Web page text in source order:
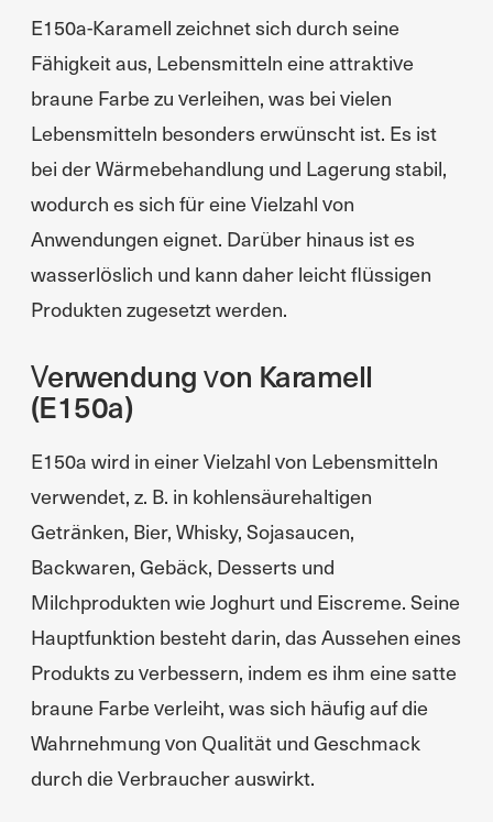
E150a-Karamell zeichnet sich durch seine
Fähigkeit aus, Lebensmitteln eine attraktive
braune Farbe zu verleihen, was bei vielen
Lebensmitteln besonders erwünscht ist. Es ist
bei der Wärmebehandlung und Lagerung stabil,
wodurch es sich für eine Vielzahl von
Anwendungen eignet. Darüber hinaus ist es
wasserlöslich und kann daher leicht flüssigen
Produkten zugesetzt werden.
Verwendung von Karamell
(E150a)
E150a wird in einer Vielzahl von Lebensmitteln
verwendet, z. B. in kohlensäurehaltigen
Getränken, Bier, Whisky, Sojasaucen,
Backwaren, Gebäck, Desserts und
Milchprodukten wie Joghurt und Eiscreme. Seine
Hauptfunktion besteht darin, das Aussehen eines
Produkts zu verbessern, indem es ihm eine satte
braune Farbe verleiht, was sich häufig auf die
Wahrnehmung von Qualität und Geschmack
durch die Verbraucher auswirkt.